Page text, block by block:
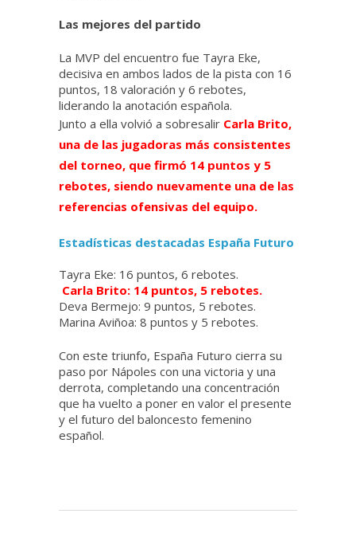
Las mejores del partido
La MVP del encuentro fue Tayra Eke,
decisiva en ambos lados de la pista con 16
puntos, 18 valoración y 6 rebotes,
liderando la anotación española.
Junto a ella volvió a sobresalir Carla Brito,
una de las jugadoras más consistentes
del torneo, que firmó 14 puntos y 5
rebotes, siendo nuevamente una de las
referencias ofensivas del equipo.
Estadísticas destacadas España Futuro
Tayra Eke: 16 puntos, 6 rebotes.
Carla Brito: 14 puntos, 5 rebotes.
Deva Bermejo: 9 puntos, 5 rebotes.
Marina Aviñoa: 8 puntos y 5 rebotes.
Con este triunfo, España Futuro cierra su
paso por Nápoles con una victoria y una
derrota, completando una concentración
que ha vuelto a poner en valor el presente
y el futuro del baloncesto femenino
español.